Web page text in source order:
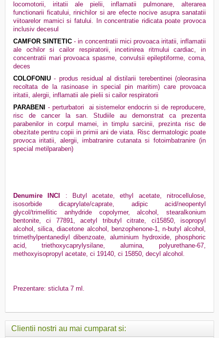
locomotorii, iritatii ale pielii, inflamatii pulmonare, alterarea
functionarii ficatului, rinichilor si are efecte nocive asupra sanatatii
viitoarelor mamici si fatului. In concentratie ridicata poate provoca
inclusiv decesul
CAMFOR SINTETIC - in concentratii mici provoaca iritatii, inflamatii
ale ochilor si cailor respiratorii, incetinirea ritmului cardiac, in
concentratii mari provoaca spasme, convulsii epileptiforme, coma,
deces
COLOFONIU - produs residual al distilarii terebentinei (oleorasina
recoltata de la rasinoase in special pin maritim) care provoaca
iritatii, alergii, inflamatii ale pielii si cailor respiratorii
PARABENI
- perturbatori
ai sistemelor endocrin si de reproducere,
risc de cancer la san. Studiile au demonstrat ca prezenta
parabenilor in corpul mamei, in timplu sarcinii, prezinta risc de
obezitate pentru copii in primii ani de viata. Risc dermatologic poate
provoca iritatii, alergii, imbatranire cutanata si fotoimbatranire (in
special metilparaben)
Denumire INCI
: Butyl acetate, ethyl acetate, nitrocellulose,
isosorbide dicaprylate/caprate, adipic acid/neopentyl
glycol/trimellitic anhydride copolymer, alcohol, stearalkonium
bentonite, ci 77891, acetyl tributyl citrate, ci15850, isopropyl
alcohol, silica, diacetone alcohol, benzophenone-1, n-butyl alcohol,
trimethylpentanediyl dibenzoate, aluminium hydroxide, phosphoric
acid, triethoxycaprylysilane, alumina, polyurethane-67,
methoxyisopropyl acetate, ci 19140, ci 15850, decyl alcohol.
Prezentare: sticluta 7 ml.
Clientii nostri au mai cumparat si: